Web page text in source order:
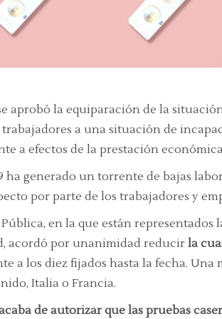
aprobó la equiparación de la
a una situación de
a efectos de la prestación
ha generado un torrente de bajas
por parte de los trabajadores y
en la que están representados
acordó por unanimidad reducir la
a los diez fijados hasta la fecha. Una
Italia o Francia.
de autorizar que las pruebas